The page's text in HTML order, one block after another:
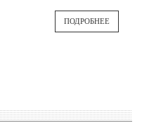
ПОДРОБНЕЕ